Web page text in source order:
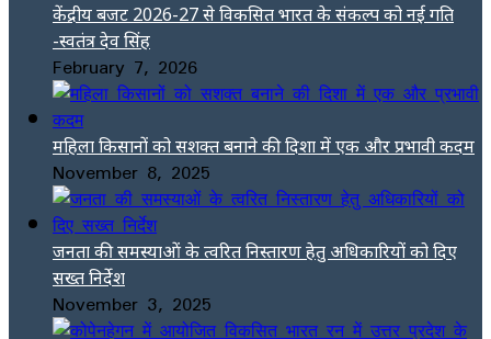
केंद्रीय बजट 2026-27 से विकसित भारत के संकल्प को नई गति
-स्वतंत्र देव सिंह
February 7, 2026
महिला किसानों को सशक्त बनाने की दिशा में एक और प्रभावी कदम
November 8, 2025
जनता की समस्याओं के त्वरित निस्तारण हेतु अधिकारियों को दिए
सख्त निर्देश
November 3, 2025